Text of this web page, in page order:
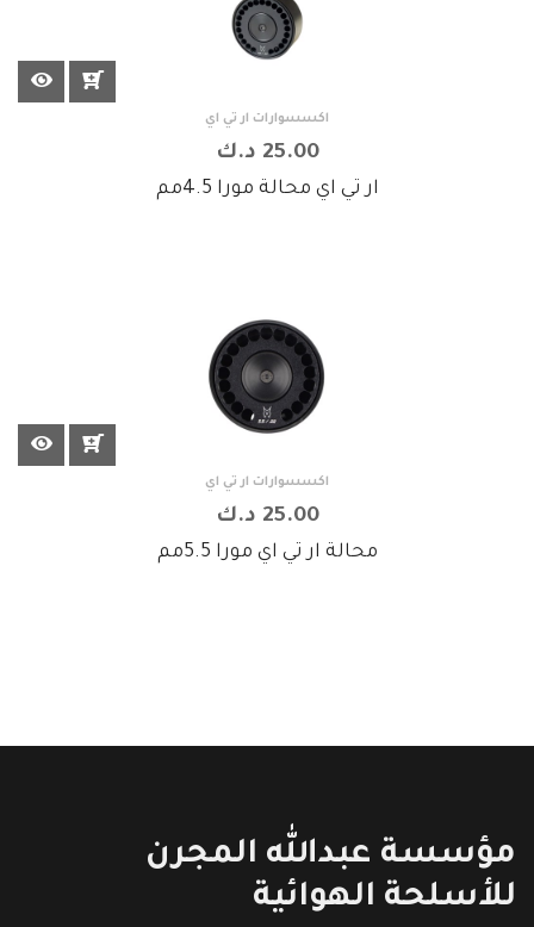
اكسسوارات ار تي اي
25.00 د.ك
ار تي اي محالة مورا 4.5مم
اكسسوارات ار تي اي
25.00 د.ك
محالة ار تي اي مورا 5.5مم
مؤسسة عبدالله المجرن
للأسلحة الهوائية